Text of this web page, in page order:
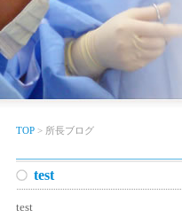
TOP > 所長ブログ
test
test